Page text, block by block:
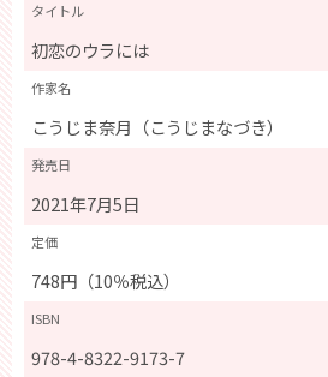
タイトル
初恋のウラには
作家名
こうじま奈月（こうじまなづき）
発売日
2021年7月5日
定価
748円（10％税込）
ISBN
978-4-8322-9173-7